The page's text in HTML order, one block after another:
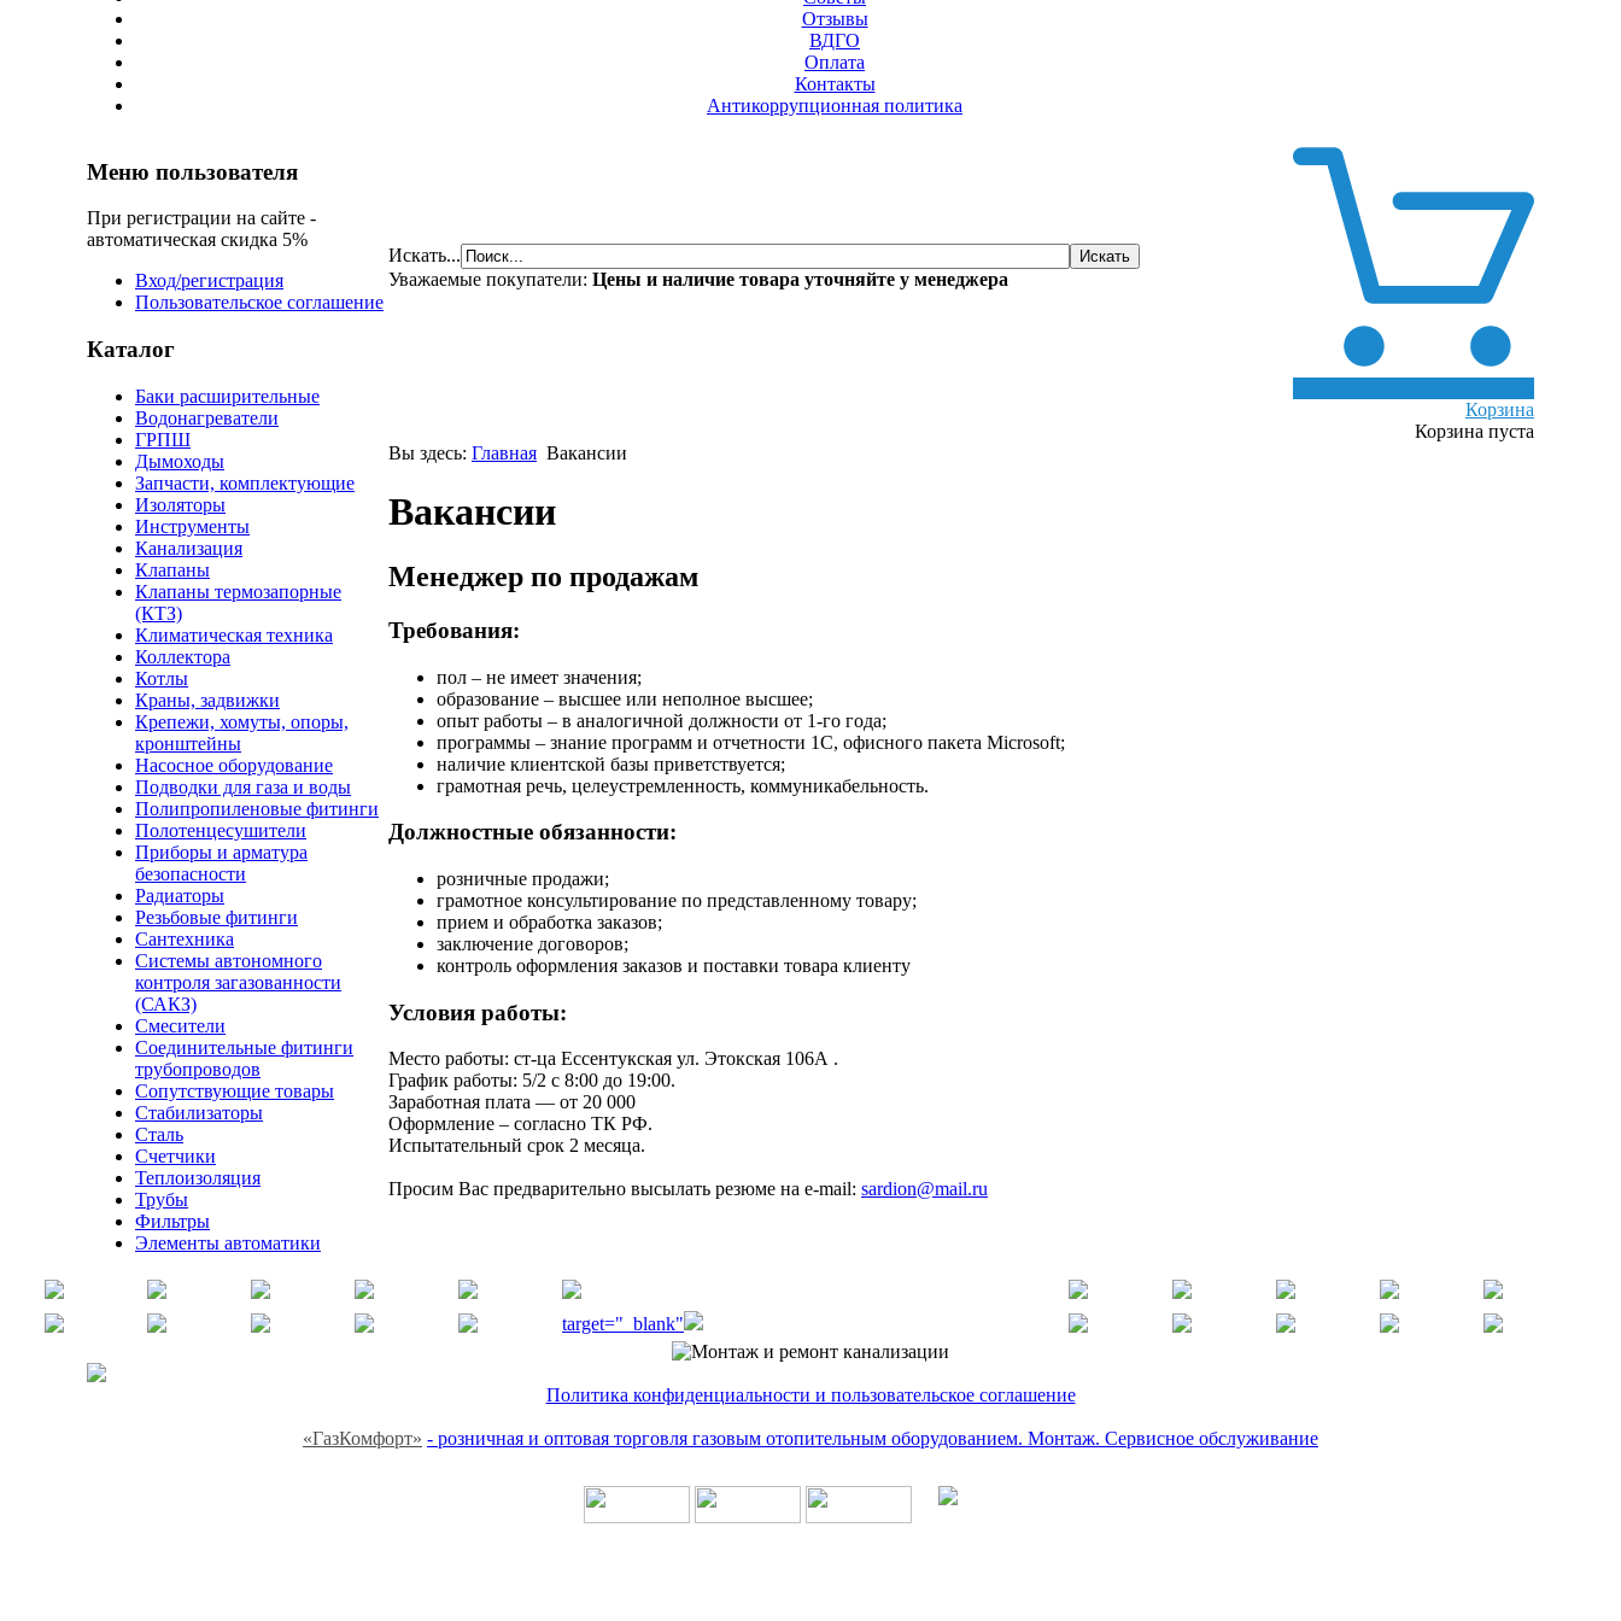
Отзывы
ВДГО
Оплата
Контакты
Антикоррупционная политика
Меню пользователя
При регистрации на сайте -
автоматическая скидка 5%
Вход/регистрация
Пользовательское соглашение
Каталог
Баки расширительные
Водонагреватели
ГРПШ
Дымоходы
Запчасти, комплектующие
Изоляторы
Инструменты
Канализация
Клапаны
Клапаны термозапорные
(КТЗ)
Климатическая техника
Коллектора
Котлы
Краны, задвижки
Крепежи, хомуты, опоры,
кронштейны
Насосное оборудование
Подводки для газа и воды
Полипропиленовые фитинги
Полотенцесушители
Приборы и арматура
безопасности
Радиаторы
Резьбовые фитинги
Сантехника
Системы автономного
контроля загазованности
(САКЗ)
Смесители
Соединительные фитинги
трубопроводов
Сопутствующие товары
Стабилизаторы
Сталь
Счетчики
Теплоизоляция
Трубы
Фильтры
Элементы автоматики
Искать...
Уважаемые покупатели: Цены и наличие товара уточняйте у менеджера
Корзина
Корзина пуста
Вы здесь: Главная Вакансии
Вакансии
Менеджер по продажам
Требования:
пол – не имеет значения;
образование – высшее или неполное высшее;
опыт работы – в аналогичной должности от 1-го года;
программы – знание программ и отчетности 1С, офисного пакета Microsoft;
наличие клиентской базы приветствуется;
грамотная речь, целеустремленность, коммуникабельность.
Должностные обязанности:
розничные продажи;
грамотное консультирование по представленному товару;
прием и обработка заказов;
заключение договоров;
контроль оформления заказов и поставки товара клиенту
Условия работы:
Место работы: ст-ца Ессентукская ул. Этокская 106А .
График работы: 5/2 с 8:00 до 19:00.
Заработная плата — от 20 000
Оформление – согласно ТК РФ.
Испытательный срок 2 месяца.
Просим Вас предварительно высылать резюме на e-mail: sardion@mail.ru
target="_blank"
Политика конфиденциальности и пользовательское соглашение
«ГазКомфорт» - розничная и оптовая торговля газовым отопительным оборудованием. Монтаж. Сервисное обслуживание